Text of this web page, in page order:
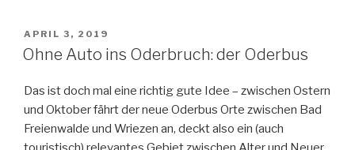
VERÖFFENTLICHT
AM
APRIL 3, 2019
Ohne Auto ins Oderbruch: der Oderbus
Das ist doch mal eine richtig gute Idee – zwischen Ostern
und Oktober fährt der neue Oderbus Orte zwischen Bad
Freienwalde und Wriezen an, deckt also ein (auch